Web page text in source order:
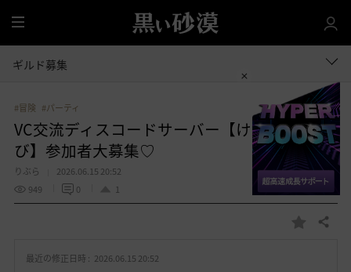
全
体
ギルド募集
#冒険 #パーティ
VC交流ディスコードサーバー【けちゃむす
び】参加者大募集♡
りぶら
2026.06.15 20:52
949
0 1
お 共有する
最近の修正日時 : 2026.06.15 20:52